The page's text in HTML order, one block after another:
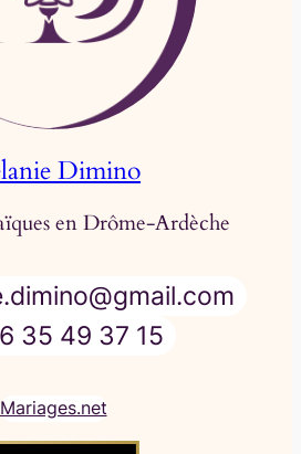
Dimino
en Drôme-Ardèche
35 49 37 15
Mariages.net